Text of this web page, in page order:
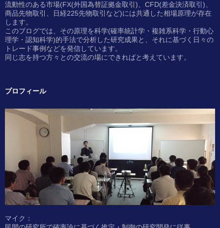
流動性のある市場(FX(外国為替証拠金取引)、CFD(差金決済取引)、
商品先物取引、日経225先物取引など)には共通した相場原理が存在
します。
このブログでは、その原理を科学(確率統計学・複雑系科学・行動心
理学・認知科学)的手法で分析した研究成果と、それに基づく日々の
トレード事例などを発信しています。
同じ志を持つ方々との交流の場にできればと考えています。
プロフィール
マイク：